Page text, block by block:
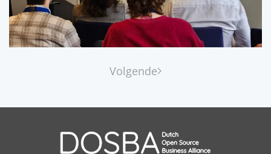
Volgende